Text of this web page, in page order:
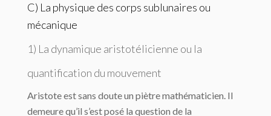
C) La physique des corps sublunaires ou
mécanique
1) La dynamique aristotélicienne ou la
quantification du mouvement
Aristote est sans doute un piètre mathématicien. Il
demeure qu’il s’est posé la question de la